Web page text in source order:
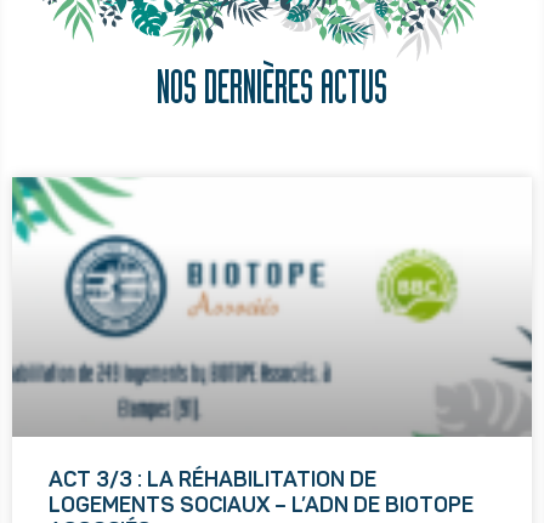
NOS DERNIÈRES ACTUS
ACT 3/3 : LA RÉHABILITATION DE
LOGEMENTS SOCIAUX – L’ADN DE BIOTOPE